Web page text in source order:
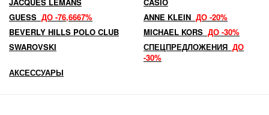
JACQUES LEMANS
CASIO
GUESS ДО -76,6667% ANNE KLEIN ДО -20%
BEVERLY HILLS POLO CLUB
MICHAEL KORS ДО -30%
SWAROVSKI
СПЕЦПРЕДЛОЖЕНИЯ ДО
-30%
АКСЕССУАРЫ